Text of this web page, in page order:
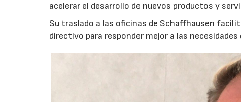
acelerar el desarrollo de nuevos productos y
Su traslado a las oficinas de Schaffhausen
directivo para responder mejor a las